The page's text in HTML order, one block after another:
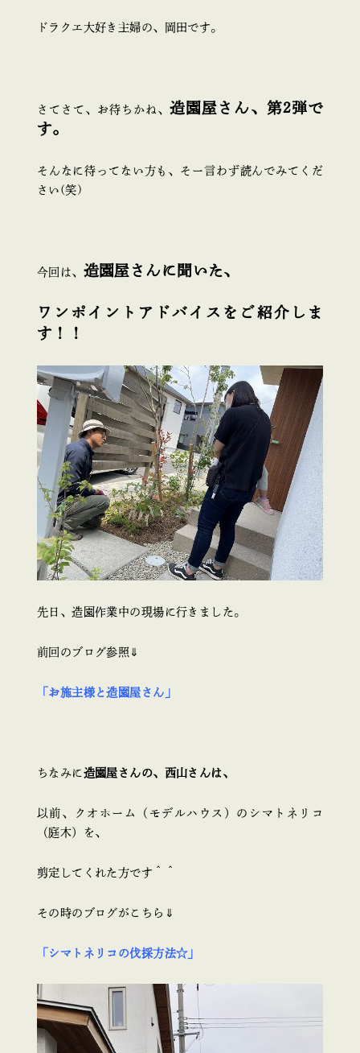
ドラクエ大好き主婦の、岡田です。
さてさて、お待ちかね、造園屋さん、第2弾で
す。
そんなに待ってない方も、そー言わず読んでみてくだ
さい(笑)
今回は、 造園屋さんに聞いた、
ワンポイントアドバイスをご紹介しま
す！！
先日、造園作業中の現場に行きました。
前回のブログ参照⇓
「お施主様と造園屋さん」
ちなみに 造園屋さんの、西山さんは、
以前、クオホーム（モデルハウス）のシマトネリコ
（庭木）を、
剪定してくれた方です＾＾
その時のブログがこちら⇓
「シマトネリコの伐採方法☆」